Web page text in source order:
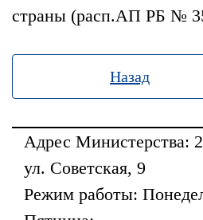
страны (расп.АП РБ №
Назад
Адрес Министерства:
ул. Советская, 9
Режим работы: